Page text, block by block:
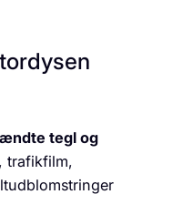
tegl og
trafikfilm,